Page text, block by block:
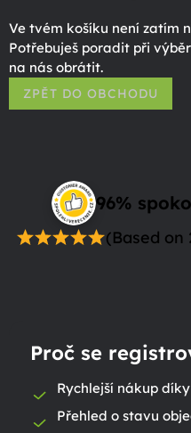
Ve tvém košíku není zatím
Potřebuješ poradit při
na nás obrátit.
ZPĚT DO OBCHODU
96%
(Based on
Proč se
Rychlejší nákup
Přehled o stavu